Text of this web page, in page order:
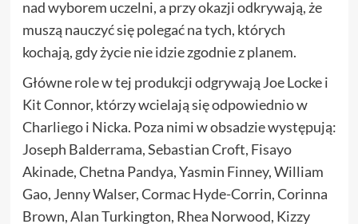
nad wyborem uczelni, a przy okazji odkrywają, że
muszą nauczyć się polegać na tych, których
kochają, gdy życie nie idzie zgodnie z planem.
Główne role w tej produkcji odgrywają Joe Locke i
Kit Connor, którzy wcielają się odpowiednio w
Charliego i Nicka. Poza nimi w obsadzie występują:
Joseph Balderrama, Sebastian Croft, Fisayo
Akinade, Chetna Pandya, Yasmin Finney, William
Gao, Jenny Walser, Cormac Hyde-Corrin, Corinna
Brown, Alan Turkington, Rhea Norwood, Kizzy